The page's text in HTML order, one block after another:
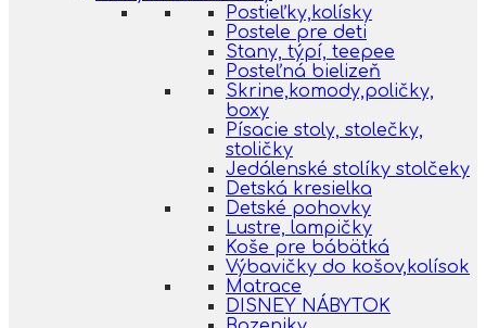
Postieľky,kolísky
Postele pre deti
Stany, týpí, teepee
Posteľná bielizeň
Skrine,komody,poličky,
boxy
Písacie stoly, stolečky,
stoličky
Jedálenské stolíky stolčeky
Detská kresielka
Detské pohovky
Lustre, lampičky
Koše pre bábätká
Výbavičky do košov,kolísok
Matrace
DISNEY NÁBYTOK